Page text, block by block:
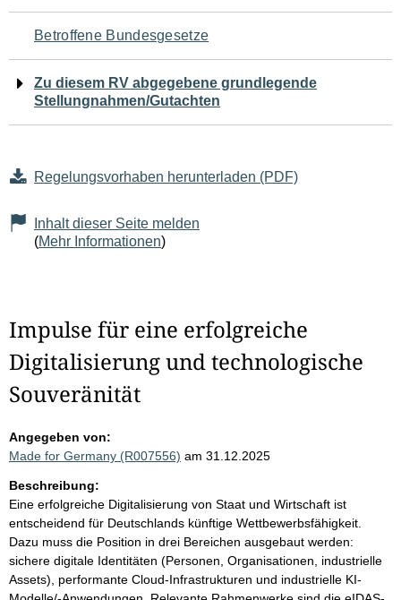
Betroffene Bundesgesetze
Zu diesem RV abgegebene grundlegende
Stellungnahmen/Gutachten
Regelungsvorhaben herunterladen (PDF)
Inhalt dieser Seite melden
(Mehr Informationen)
Impulse für eine erfolgreiche
Digitalisierung und technologische
Souveränität
Angegeben von:
Made for Germany (R007556) am 31.12.2025
Beschreibung:
Eine erfolgreiche Digitalisierung von Staat und Wirtschaft ist
entscheidend für Deutschlands künftige Wettbewerbsfähigkeit.
Dazu muss die Position in drei Bereichen ausgebaut werden:
sichere digitale Identitäten (Personen, Organisationen, industrielle
Assets), performante Cloud-Infrastrukturen und industrielle KI-